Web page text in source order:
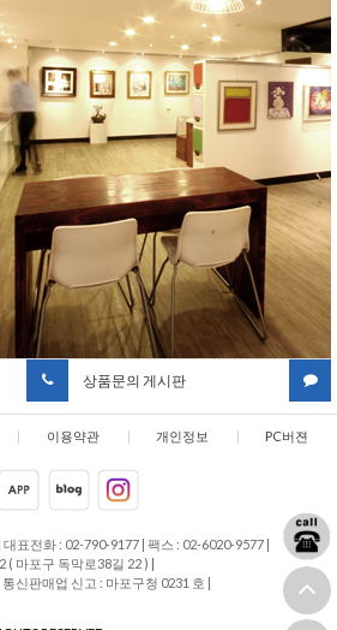
상품문의 게시판
| 이용약관 | 개인정보 | PC버젼
대표전화 : 02-790-9177 | 팩스 : 02-6020-9577 |
( 마포구 독막로38길 22 ) |
통신판매업 신고 : 마포구청 0231 호 |